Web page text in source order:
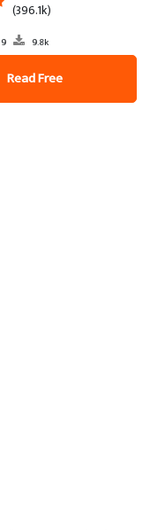
(396.1k)
9 9.8k
Read Free